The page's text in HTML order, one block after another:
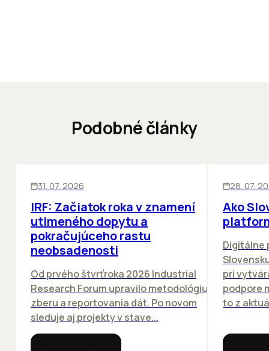
Podobné články
31. 07. 2026
IRF: Začiatok roka v znamení
utlmeného dopytu a
pokračujúceho rastu
neobsadenosti
Od prvého štvrťroka 2026 Industrial
Research Forum upravilo metodológiu
zberu a reportovania dát. Po novom
sleduje aj projekty v stave...
28. 07.
Ako
Digitálne
pri
podpore
to z